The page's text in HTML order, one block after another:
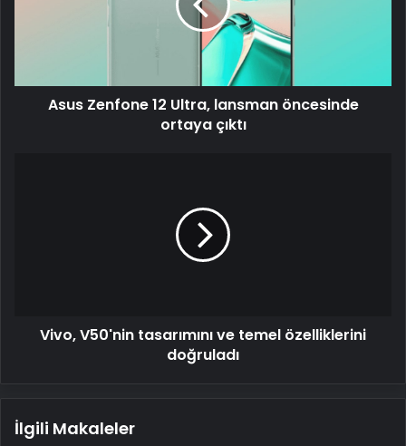
Asus Zenfone 12 Ultra, lansman öncesinde
ortaya çıktı
Vivo, V50'nin tasarımını ve temel özelliklerini
doğruladı
İlgili Makaleler